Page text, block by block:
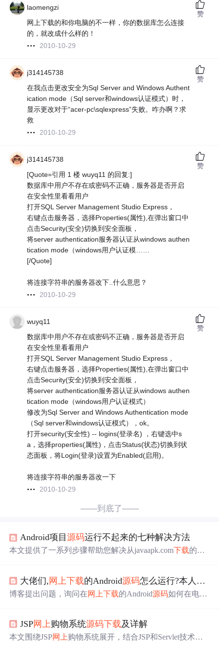
laomengzi
网上下载的和你电脑的不一样，你的数据库怎么连接
的，就改成什么样的！
2010-10-29
赞
j314145738
在我点击更改安全为Sql Server and Windows Authent
ication mode（Sql server和windows认证模式）时，
显示更改对于“acer-pc\sqlexpress”失败。咋办啊？求
救
2010-10-29
赞
j314145738
[Quote=引用 1 楼 wuyq11 的回复:]
数据库中用户不存在或密码不正确，服务器是否开启
在安全性里看看用户
打开SQL Server Management Studio Express，
右键点击服务器，选择Properties(属性),在弹出窗口中
点击Security(安全)切换到安全面板，
将server authentication服务器认证从windows authen
tication mode（windows用户认证模……
[/Quote]
将连接字符串的服务器改下..什么意思？
2010-10-29
赞
wuyq11
数据库中用户不存在或密码不正确，服务器是否开启
在安全性里看看用户
打开SQL Server Management Studio Express，
右键点击服务器，选择Properties(属性),在弹出窗口中
点击Security(安全)切换到安全面板，
将server authentication服务器认证从windows authen
tication mode（windows用户认证模式）
修改为Sql Server and Windows Authentication mode
（Sql server和windows认证模式），ok。
打开security(安全性) -- logins(登录名) ，右键选中s
a，选择properties(属性)，点击Status(状态)切换到状
态面板，将Login(登录)设置为Enabled(启用)。
将连接字符串的服务器改一下
2010-10-29
赞
——到底了——
Android项目源码运行不起来的七种解决方法
本文提供了一系列步骤帮助您解决从javaapk.com下载的安
问题、依赖缺失、jar包缺失等多个方面。
大佬们, 网上下载的Android源码怎么运行?本人小白求解
博客提出问题，询问在网上下载的Android源码如何在电脑
JSP网上购物系统源码下载及详解
本文围绕JSP网上购物系统展开，结合JSP和Servlet技术，